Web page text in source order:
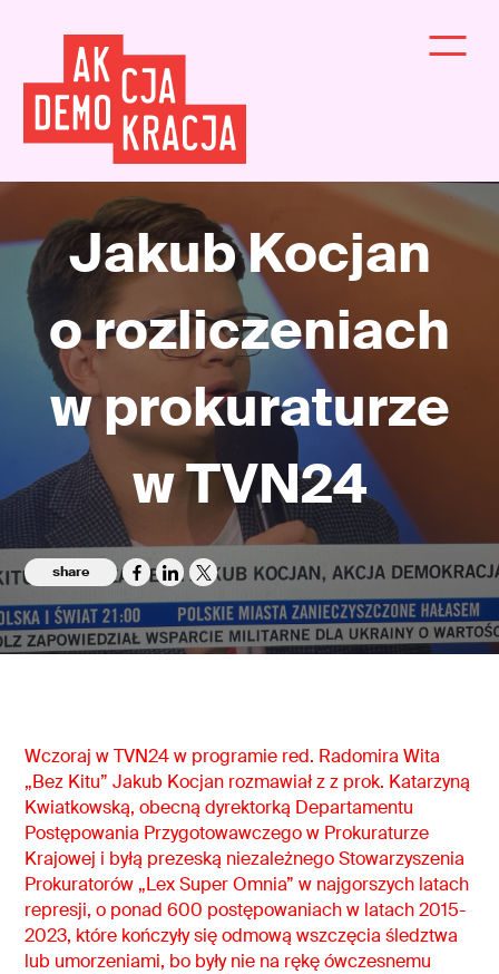
Jakub Kocjan
o rozliczeniach
w prokuraturze
w TVN24
share
Wczoraj w TVN24 w programie red. Radomira Wita
„Bez Kitu” Jakub Kocjan rozmawiał z z prok. Katarzyną
Kwiatkowską, obecną dyrektorką Departamentu
Postępowania Przygotowawczego w Prokuraturze
Krajowej i byłą prezeską niezależnego Stowarzyszenia
Prokuratorów „Lex Super Omnia” w najgorszych latach
represji, o ponad 600 postępowaniach w latach 2015-
2023, które kończyły się odmową wszczęcia śledztwa
lub umorzeniami, bo były nie na rękę ówczesnemu